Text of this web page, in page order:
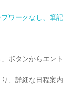
ワークなし、筆記
ボタンからエント
、詳細な日程案内